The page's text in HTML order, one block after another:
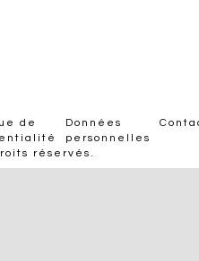
de
Données
personnelles
réservés.